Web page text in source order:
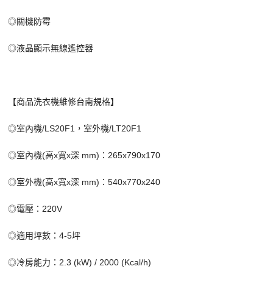
◎關機防霉
◎液晶顯示無線遙控器
【商品洗衣機維修台南規格】
◎室內機/LS20F1，室外機/LT20F1
◎室內機(高x寬x深 mm)：265x790x170
◎室外機(高x寬x深 mm)：540x770x240
◎電壓：220V
◎適用坪數：4-5坪
◎冷房能力：2.3 (kW) / 2000 (Kcal/h)